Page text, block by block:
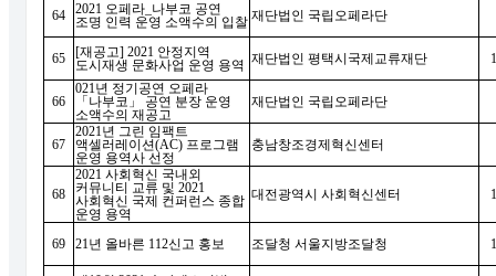
64 2021 오페라 나부코 공연
조명 인력 운영 소액수의 입찰 재단법인 국립오페라단
65 [재공고] 2021 안정지역
도시재생 문화사업 운영 용역 재단법인 평택시국제교류재단
66
021년 정기공연 오페라
「 나부코 」 공연 분장 운영
소액수의 재공고
재단법인 국립오페라단
67
2021년 그린 임팩트
액셀러레이션(AC) 프로그램
운영 용역사 선정
충남창조경제혁신센터
68
2021 사회혁신 국내외
커뮤니티 교류 및 2021
사회혁신 국제 컨퍼런스 종합
운영 용역
대전광역시 사회혁신센터
69 21년 올바른 112신고 홍보 조달청 서울지방조달청